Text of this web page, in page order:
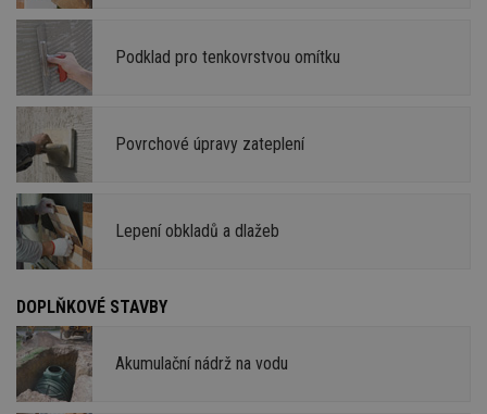
Podklad pro tenkovrstvou omítku
Povrchové úpravy zateplení
Lepení obkladů a dlažeb
DOPLŇKOVÉ STAVBY
Akumulační nádrž na vodu